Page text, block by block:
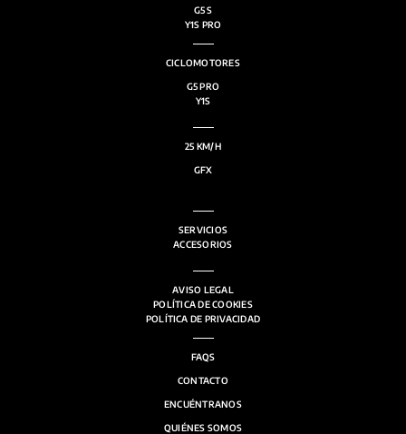
G5 S
Y1S PRO
CICLOMOTORES
G5 PRO
Y1S
25 KM/H
GFX
SERVICIOS
ACCESORIOS
AVISO LEGAL
POLÍTICA DE COOKIES
POLÍTICA DE PRIVACIDAD
FAQS
CONTACTO
ENCUÉNTRANOS
QUIÉNES SOMOS